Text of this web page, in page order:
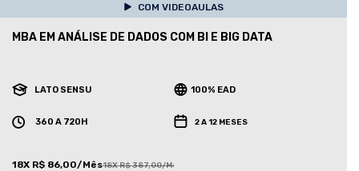
COM VIDEOAULAS
MBA EM ANÁLISE DE DADOS COM BI E BIG DATA
LATO SENSU 100% EAD
360 A 720H 2 A 12 MESES
18X R$ 86,00/Mês18X R$ 387,00/Mês